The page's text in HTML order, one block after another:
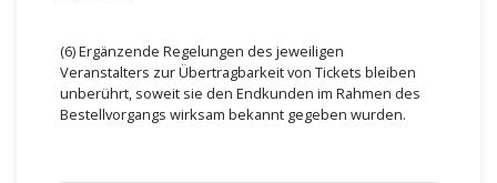
(6) Ergänzende Regelungen des jeweiligen
Veranstalters zur Übertragbarkeit von Tickets bleiben
unberührt, soweit sie den Endkunden im Rahmen des
Bestellvorgangs wirksam bekannt gegeben wurden.